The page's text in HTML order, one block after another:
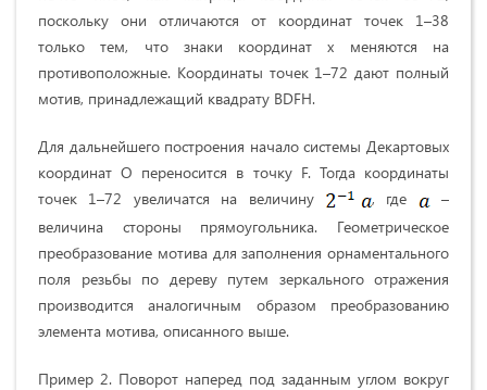
поскольку они отличаются от координат точек 1–38
только тем, что знаки координат x меняются на
противоположные. Координаты точек 1–72 дают полный
мотив, принадлежащий квадрату ВDFH.
Для дальнейшего построения начало системы Декартовых
координат О переносится в точку F. Тогда координаты
точек 1–72 увеличатся на величину
, где
–
величина стороны прямоугольника. Геометрическое
преобразование мотива для заполнения орнаментального
поля резьбы по дереву путем зеркального отражения
производится аналогичным образом преобразованию
элемента мотива, описанного выше.
Пример 2. Поворот наперед под заданным углом вокруг